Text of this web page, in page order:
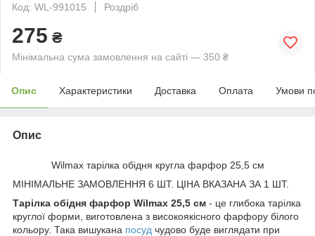
Код: WL-991015
Роздріб
275 ₴
Мінімальна сума замовлення на сайті — 350 ₴
Опис Характеристики Доставка Оплата Умови
Опис
Wilmax тарілка обідня кругла фарфор 25,5 см
МІНІМАЛЬНЕ ЗАМОВЛЕННЯ 6 ШТ. ЦІНА ВКАЗАНА ЗА 1 ШТ.
Тарілка обідня фарфор Wilmax 25,5 см - це глибока тарілка
круглої форми, виготовлена з високоякісного фарфору білого
кольору. Така вишукана посуд чудово буде виглядати при